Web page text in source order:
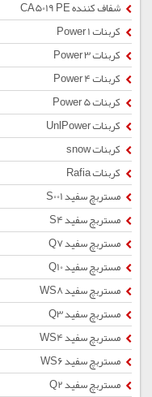
شفاف کننده CA5019 PE
کربنات Power 1
کربنات Power 3
کربنات Power 4
کربنات Power 5
کربنات UnlPower
کربنات snow
کربنات Rafia
مستربچ سفید S001
مستربچ سفید S4
مستربچ سفید Q7
مستربچ سفید Q10
مستربچ سفید WS8
مستربچ سفید Q3
مستربچ سفید WS4
مستربچ سفید WS6
مستربچ سفید Q2